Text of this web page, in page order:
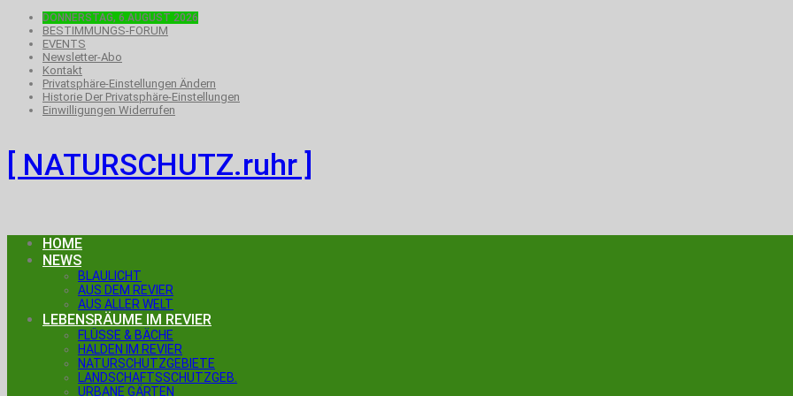
DONNERSTAG, 6.AUGUST 2026
BESTIMMUNGS-FORUM
EVENTS
Newsletter-Abo
Kontakt
Privatsphäre-Einstellungen Ändern
Historie Der Privatsphäre-Einstellungen
Einwilligungen Widerrufen
[ NATURSCHUTZ.ruhr ]
HOME
NEWS
BLAULICHT
AUS DEM REVIER
AUS ALLER WELT
LEBENSRÄUME IM REVIER
FLÜSSE & BÄCHE
HALDEN IM REVIER
NATURSCHUTZGEBIETE
LANDSCHAFTSSCHUTZGEB.
URBANE GÄRTEN